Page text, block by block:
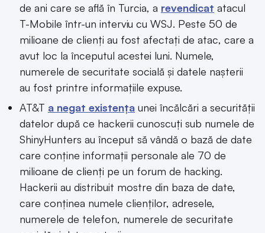
de ani care se află în Turcia, a revendicat atacul
T-Mobile într-un interviu cu WSJ. Peste 50 de
milioane de clienți au fost afectați de atac, care a
avut loc la începutul acestei luni. Numele,
numerele de securitate socială și datele nașterii
au fost printre informațiile expuse.
AT&T a negat existența unei încălcări a securității
datelor după ce hackerii cunoscuți sub numele de
ShinyHunters au început să vândă o bază de date
care conține informații personale ale 70 de
milioane de clienți pe un forum de hacking.
Hackerii au distribuit mostre din baza de date,
care conținea numele clienților, adresele,
numerele de telefon, numerele de securitate